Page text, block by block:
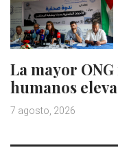
La mayor
humanos
7 agosto, 2026